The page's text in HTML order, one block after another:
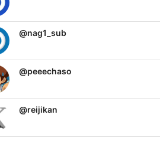
@nag1_sub
@peeechaso
@reijikan